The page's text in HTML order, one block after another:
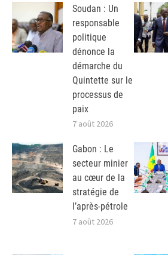
Soudan : Un
responsable
politique
dénonce la
démarche du
Quintette sur le
processus de
paix
7 août 2026
Gabon : Le
secteur minier
au cœur de la
stratégie de
l’après-pétrole
7 août 2026